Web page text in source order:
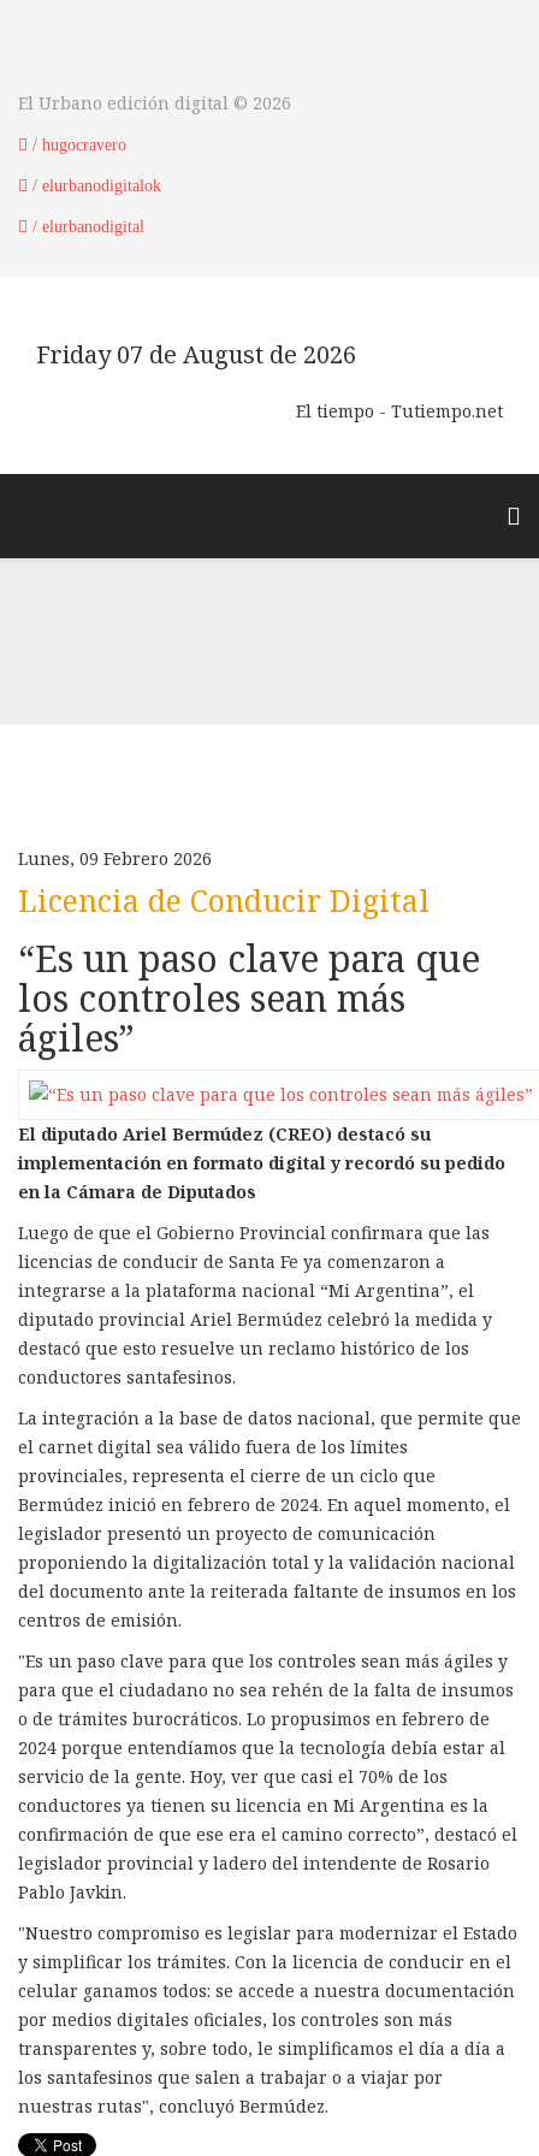
El Urbano edición digital © 2026
/ hugocravero
/ elurbanodigitalok
/ elurbanodigital
Friday 07 de August de 2026
El tiempo - Tutiempo.net
Lunes, 09 Febrero 2026
Licencia de Conducir Digital
“Es un paso clave para que
los controles sean más
ágiles”
El diputado Ariel Bermúdez (CREO) destacó su
implementación en formato digital y recordó su pedido
en la Cámara de Diputados
Luego de que el Gobierno Provincial confirmara que las
licencias de conducir de Santa Fe ya comenzaron a
integrarse a la plataforma nacional “Mi Argentina”, el
diputado provincial Ariel Bermúdez celebró la medida y
destacó que esto resuelve un reclamo histórico de los
conductores santafesinos.
La integración a la base de datos nacional, que permite que
el carnet digital sea válido fuera de los límites
provinciales, representa el cierre de un ciclo que
Bermúdez inició en febrero de 2024. En aquel momento, el
legislador presentó un proyecto de comunicación
proponiendo la digitalización total y la validación nacional
del documento ante la reiterada faltante de insumos en los
centros de emisión.
"Es un paso clave para que los controles sean más ágiles y
para que el ciudadano no sea rehén de la falta de insumos
o de trámites burocráticos. Lo propusimos en febrero de
2024 porque entendíamos que la tecnología debía estar al
servicio de la gente. Hoy, ver que casi el 70% de los
conductores ya tienen su licencia en Mi Argentina es la
confirmación de que ese era el camino correcto”, destacó el
legislador provincial y ladero del intendente de Rosario
Pablo Javkin.
"Nuestro compromiso es legislar para modernizar el Estado
y simplificar los trámites. Con la licencia de conducir en el
celular ganamos todos: se accede a nuestra documentación
por medios digitales oficiales, los controles son más
transparentes y, sobre todo, le simplificamos el día a día a
los santafesinos que salen a trabajar o a viajar por
nuestras rutas", concluyó Bermúdez.